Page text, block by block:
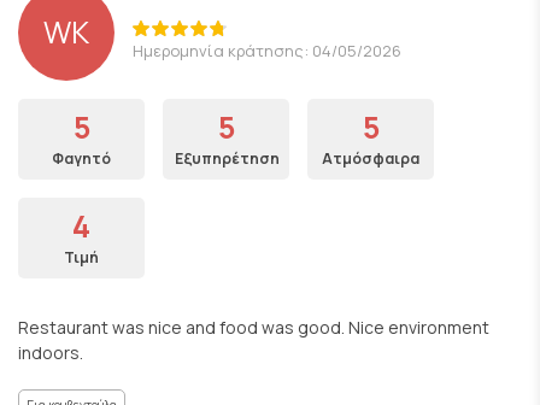
WK Ημερομηνία κράτησης: 04/05/2026
5
Φαγητό
5
Εξυπηρέτηση
5
Ατμόσφαιρα
4
Τιμή
Restaurant was nice and food was good. Nice environment
indoors.